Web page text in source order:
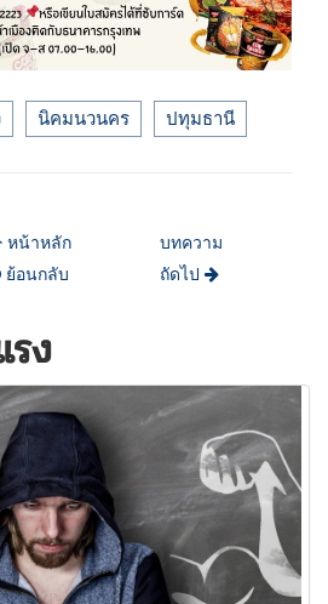
นิคมนวนคร ปทุมธานี
หน้าหลัก
ย้อนกลับ
บทความ
ถัดไป
ง